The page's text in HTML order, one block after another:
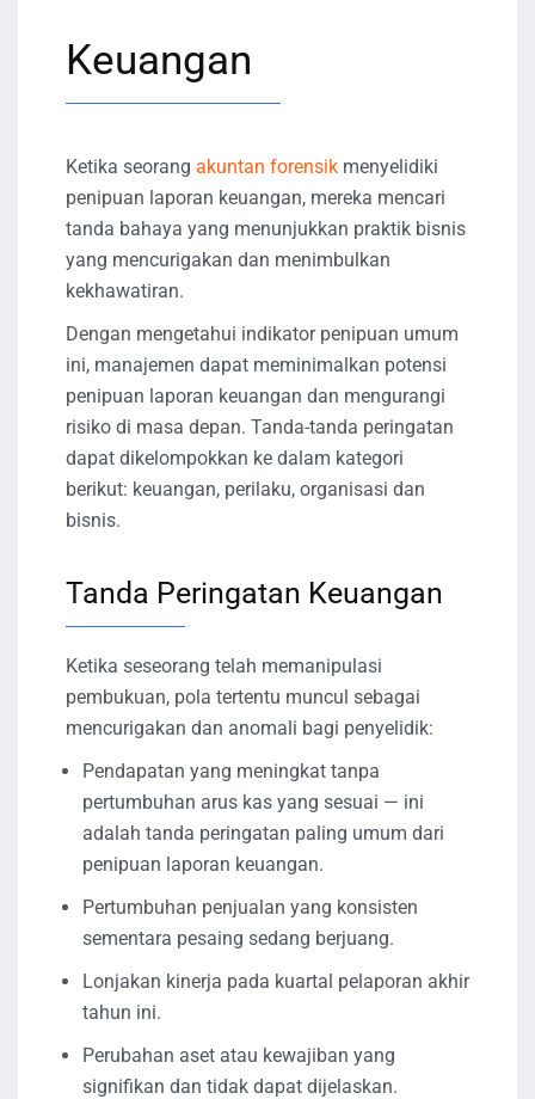
Keuangan
Ketika seorang akuntan forensik menyelidiki
penipuan laporan keuangan, mereka mencari
tanda bahaya yang menunjukkan praktik bisnis
yang mencurigakan dan menimbulkan
kekhawatiran.
Dengan mengetahui indikator penipuan umum
ini, manajemen dapat meminimalkan potensi
penipuan laporan keuangan dan mengurangi
risiko di masa depan. Tanda-tanda peringatan
dapat dikelompokkan ke dalam kategori
berikut: keuangan, perilaku, organisasi dan
bisnis.
Tanda Peringatan Keuangan
Ketika seseorang telah memanipulasi
pembukuan, pola tertentu muncul sebagai
mencurigakan dan anomali bagi penyelidik:
Pendapatan yang meningkat tanpa
pertumbuhan arus kas yang sesuai — ini
adalah tanda peringatan paling umum dari
penipuan laporan keuangan.
Pertumbuhan penjualan yang konsisten
sementara pesaing sedang berjuang.
Lonjakan kinerja pada kuartal pelaporan akhir
tahun ini.
Perubahan aset atau kewajiban yang
signifikan dan tidak dapat dijelaskan.